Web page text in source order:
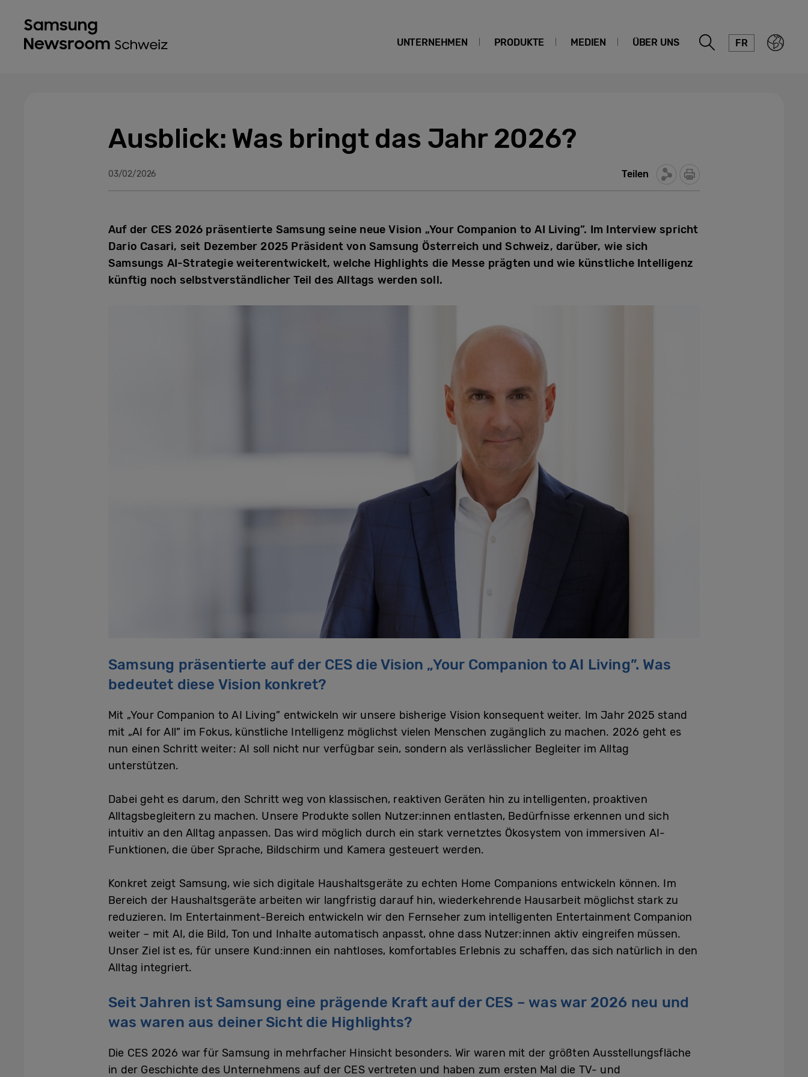
UNTERNEHMEN PRODUKTE MEDIEN ÜBER UNS FR
Ausblick: Was bringt das Jahr 2026?
03/02/2026 Teilen
Auf der CES 2026 präsentierte Samsung seine neue Vision „Your Companion to AI Living”. Im Interview spricht
Dario Casari, seit Dezember 2025 Präsident von Samsung Österreich und Schweiz, darüber, wie sich
Samsungs AI-Strategie weiterentwickelt, welche Highlights die Messe prägten und wie künstliche Intelligenz
künftig noch selbstverständlicher Teil des Alltags werden soll.
Samsung präsentierte auf der CES die Vision „Your Companion to AI Living”. Was
bedeutet diese Vision konkret?
Mit „Your Companion to AI Living” entwickeln wir unsere bisherige Vision konsequent weiter. Im Jahr 2025 stand
mit „AI for All” im Fokus, künstliche Intelligenz möglichst vielen Menschen zugänglich zu machen. 2026 geht es
nun einen Schritt weiter: AI soll nicht nur verfügbar sein, sondern als verlässlicher Begleiter im Alltag
unterstützen.
Dabei geht es darum, den Schritt weg von klassischen, reaktiven Geräten hin zu intelligenten, proaktiven
Alltagsbegleitern zu machen. Unsere Produkte sollen Nutzer:innen entlasten, Bedürfnisse erkennen und sich
intuitiv an den Alltag anpassen. Das wird möglich durch ein stark vernetztes Ökosystem von immersiven AI-
Funktionen, die über Sprache, Bildschirm und Kamera gesteuert werden.
Konkret zeigt Samsung, wie sich digitale Haushaltsgeräte zu echten Home Companions entwickeln können. Im
Bereich der Haushaltsgeräte arbeiten wir langfristig darauf hin, wiederkehrende Hausarbeit möglichst stark zu
reduzieren. Im Entertainment-Bereich entwickeln wir den Fernseher zum intelligenten Entertainment Companion
weiter – mit AI, die Bild, Ton und Inhalte automatisch anpasst, ohne dass Nutzer:innen aktiv eingreifen müssen.
Unser Ziel ist es, für unsere Kund:innen ein nahtloses, komfortables Erlebnis zu schaffen, das sich natürlich in den
Alltag integriert.
Seit Jahren ist Samsung eine prägende Kraft auf der CES – was war 2026 neu und
was waren aus deiner Sicht die Highlights?
Die CES 2026 war für Samsung in mehrfacher Hinsicht besonders. Wir waren mit der größten Ausstellungsfläche
in der Geschichte des Unternehmens auf der CES vertreten und haben zum ersten Mal die TV- und